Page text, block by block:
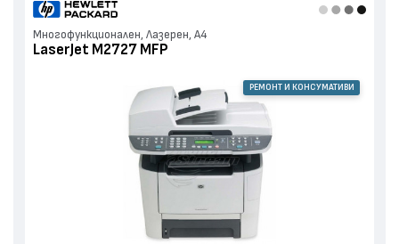
Многофункционален, Лазерен, А4
LaserJet M2727 MFP
РЕМОНТ И КОНСУМАТИВИ